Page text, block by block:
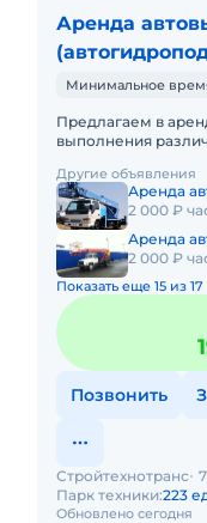
Аренда
Минимальное время
Предлагаем в
выполнения
Топливо включен
Другие объявления
Аренда
2 000 ₽
Аренда
2 000 ₽
Показать еще 15 из 17
Позвонить
Обновлено сегодня
Стройтехнотранс
Парк техники:223